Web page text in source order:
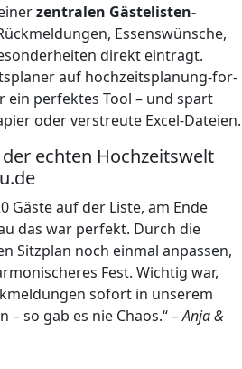
zentralen Gästelisten-
Essenswünsche,
direkt eintragt.
auf hochzeitsplanung-for-
ein perfektes Tool – und spart
oder verstreute Excel-Dateien.
echten Hochzeitswelt
Gäste auf der Liste, am Ende
das war perfekt. Durch die
Sitzplan noch einmal anpassen,
Fest. Wichtig war,
sofort in unserem
– so gab es nie Chaos.“ –Anja &